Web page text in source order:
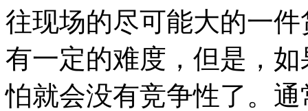
往现场的尽可能大的一
有一定的难度，但是，
怕就会没有竞争性了。